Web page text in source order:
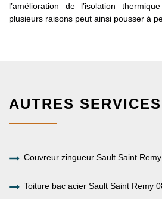
l’amélioration de l’isolation
plusieurs raisons peut ainsi pousser à
AUTRES SERVICES
Couvreur zingueur Sault Saint
Toiture bac acier Sault Saint Remy